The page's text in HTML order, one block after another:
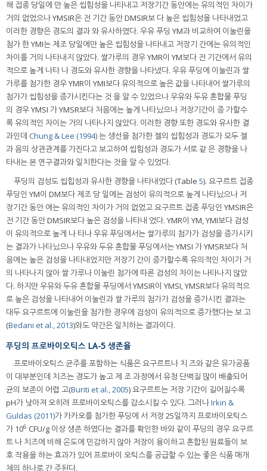
해 접종 당일에 만 높은 씹힘성을 나타내고 저장기간 동안에는 유의적인 차이가
거의 없었으나 YMSIR은 전 기간 동안 DMSIR보 다 높은 씹힘성을 나타내었고
이러한 경향은 경도의 결과 와 유사하였다. 우유 푸딩 YM과 비교하여 이눌린을
첨가 한 YMI는 제조 당일에만 높은 씹힘성을 나타내고 저장기 간에는 유의적인
차이를 거의 나타내지 않았다. 쌀가루의 경우 YMR이 YM보다 전 기간에서 유의
적으로 높게 나타 나 경도와 유사한 경향을 나타냈다. 우유 푸딩에 이눌린과 쌀
가루를 첨가한 경우 YMR이 YMI보다 유의적으로 높은 값을 나타내어 쌀가루의
첨가가 씹힘성을 증가시킨다는 것 을 알 수 있었으나 우유와 두유 혼합물 푸딩
의 경우 YMSI 가 YMSR보다 처음에는 높게 나타났으나 저장기간이 증 가할수
록 유의적인 차이는 거의 나타나지 않았다. 이러한 경향 또한 경도와 유사한 결
과인데 Chung & Lee (1994)는 생선을 첨가한 젤의 씹힘성과 경도가 모두 젤
과 음의 상관관계를 가진다고 보고하여 씹힘성과 경도가 서로 같 은 경향을 나
타내는 본 연구결과와 일치한다는 것을 알 수 있었다.
푸딩의 검성도 씹힙성과 유사한 경향을 나타내었다 (Table 5). 요구르트 접종
푸딩인 YM이 DM보다 제조 당 일에는 검성이 유의적으로 높게 나타났으나 저
장기간 동안 에는 유의적인 차이가 거의 없었고 요구르트 접종 푸딩인 YMSIR은
전 기간 동안 DMSIR보다 높은 검성을 나타내 었다. YMR이 YM, YMI보다 검성
이 유의적으로 높게 나 타나 우유 푸딩에서는 쌀가루의 첨가가 검성을 증가시키
는 결과가 나타났으나 우유와 두유 혼합물 푸딩에서는 YMSI 가 YMSR보다 처
음에는 높은 검성을 나타내었지만 저장기 간이 증가할수록 유의적인 차이가 거
의 나타나지 않아 쌀 가루나 이눌린 첨가에 따른 검성의 차이는 나타나지 않았
다. 하지만 우유와 두유 혼합물 푸딩에서 YMSIR이 YMSI, YMSR보다 유의적으
로 높은 검성을 나타내어 이눌린과 쌀 가루의 첨가가 검성을 증가시킨 결과는
대두 요구르트에 이눌린을 첨가한 경우에 검성이 유의적으로 증가했다는 보 고
(Bedani et al., 2013)와도 약간은 일치하는 결과이다.
푸딩의 프로바이오틱스 LA-5 생존율
프로바이오틱스 균주를 포함하는 식품은 요구르트나 치 즈와 같은 유가공품
이 대부분인데 치즈는 경도가 높고 제 조 과정에서 유청 단백질 많이 배출되어
균의 보존이 어렵 고(Buriti et al., 2005) 요구르트는 저장 기간이 길어질수록
pH가 낮아져 오히려 프로바이오틱스를 감소시킬 수 있다. 그러나Irkin &
Guldas (2011)가 카카오를 첨가한 푸딩에 서 저장 25일까지 프로바이오틱스
가 106 CFU/g 이상 생존 하였다는 결과를 확인한 바와 같이 푸딩의 경우 요구르
트 나 치즈에 비해 온도에 민감하지 않아 저장이 용이하고 혼합된 원료들이 보
호 작용을 하는 효과가 있어 프로바이 오틱스를 공급할 수 있는 좋은 식품 매개
체의 하나로 간 주된다.